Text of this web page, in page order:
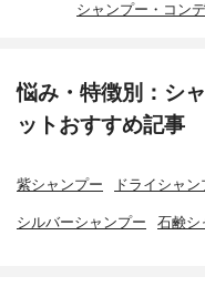
シャンプー・コン
悩み・特徴別：シ
ットおすすめ記事
紫シャンプー ドライシャン
シルバーシャンプー 石鹸シ